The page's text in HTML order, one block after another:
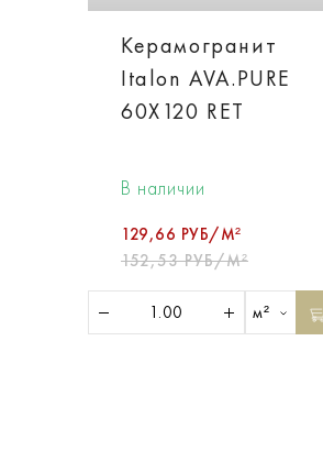
Керамогранит
Italon AVA.PURE
60X120 RET
В наличии
129,66 РУБ/М²
152,53 РУБ/М²
м²